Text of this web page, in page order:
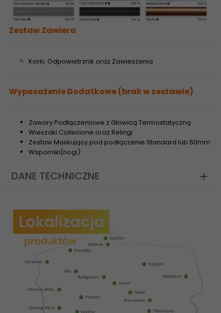
Zestaw Zawiera
Korki, Odpowietrznik oraz Zawieszenia
Wyposażenie Dodatkowe (brak w zestawie)
Zawory Podłączeniowe z Głowicą Termostatyczną
Wieszaki Collecione oraz Relingi
Zestaw Maskujący pod podłączenie Standard lub 50mm
Wsporniki(nogi)
DANE TECHNICZNE